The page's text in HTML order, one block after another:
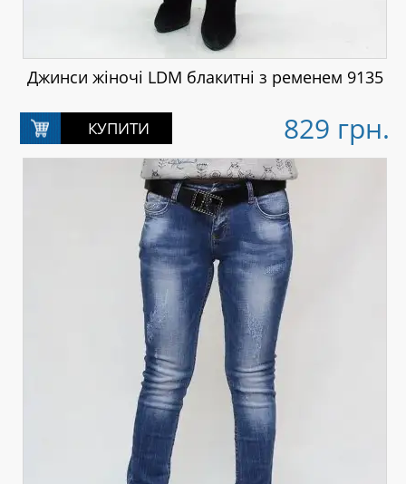
Джинси жіночі LDM блакитні з ременем 9135
829 грн.